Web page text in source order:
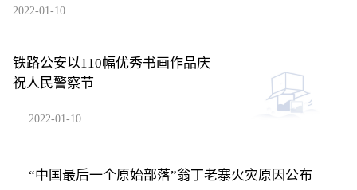
2022-01-10
铁路公安以110幅优秀书画作品庆
祝人民警察节
2022-01-10
“中国最后一个原始部落”翁丁老寨火灾原因公布